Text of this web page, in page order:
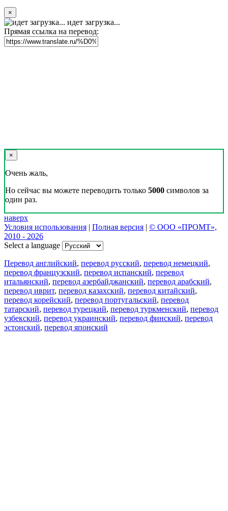
×
идет загрузка...
Прямая ссылка на перевод:
×
Очень жаль,
Но сейчас вы можете переводить только 5000 символов за
один раз.
наверх
Условия использования | Полная версия | © ООО «ПРОМТ»,
2010 - 2026
Select a language
Перевод английский, перевод русский, перевод немецкий,
перевод французский, перевод испанский, перевод
итальянский, перевод азербайджанский, перевод арабский,
перевод иврит, перевод казахский, перевод китайский,
перевод корейский, перевод португальский, перевод
татарский, перевод турецкий, перевод туркменский, перевод
узбекский, перевод украинский, перевод финский, перевод
эстонский, перевод японский